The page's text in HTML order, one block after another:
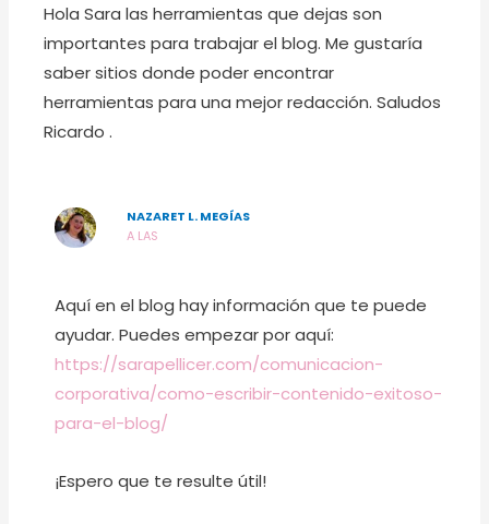
Hola Sara las herramientas que dejas son
importantes para trabajar el blog. Me gustaría
saber sitios donde poder encontrar
herramientas para una mejor redacción. Saludos
Ricardo .
NAZARET L. MEGÍAS
A LAS
Aquí en el blog hay información que te puede
ayudar. Puedes empezar por aquí:
https://sarapellicer.com/comunicacion-
corporativa/como-escribir-contenido-exitoso-
para-el-blog/
¡Espero que te resulte útil!